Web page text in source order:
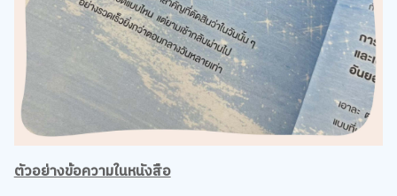
ตัวอย่างข้อความในหนังสือ